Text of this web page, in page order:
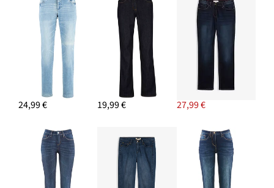
Napichovacie náušnice
PRIDAŤ DO KOŠÍKA
Náramok (3 ks)
Tričko s hlbokým výstrihom
19,99 €
PRIDAŤ DO KOŠÍKA
24,99 € 19,99 € 27,99 €